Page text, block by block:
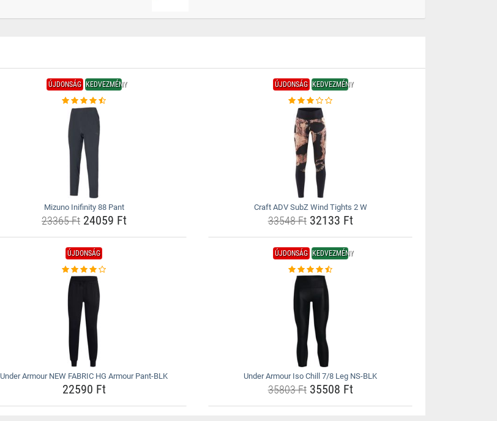
ÚJDONSÁG KEDVEZMÉNY
Mizuno Inifinity 88 Pant
23365 Ft24059 Ft
ÚJDONSÁG KEDVEZMÉNY
Craft ADV SubZ Wind Tights 2 W
33548 Ft32133 Ft
ÚJDONSÁG
Under Armour NEW FABRIC HG Armour Pant-BLK
22590 Ft
ÚJDONSÁG KEDVEZMÉNY
Under Armour Iso Chill 7/8 Leg NS-BLK
35803 Ft35508 Ft